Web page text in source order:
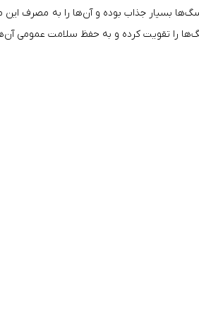
بسیار جذاب بوده و آن‌ها را به مصرف این
را تقویت کرده و به حفظ سلامت عمومی